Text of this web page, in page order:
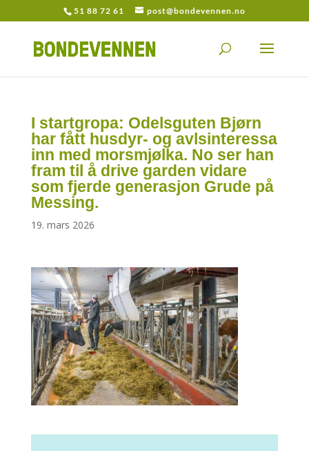
51 88 72 61 post@bondevennen.no
I startgropa: Odelsguten Bjørn
har fått husdyr- og avlsinteressa
inn med morsmjølka. No ser han
fram til å drive garden vidare
som fjerde generasjon Grude på
Messing.
19. mars 2026